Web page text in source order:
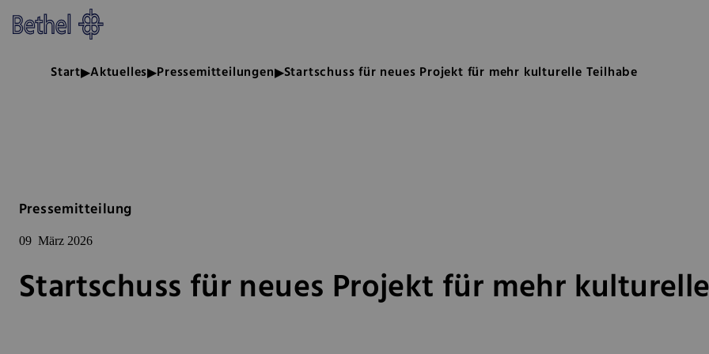
Zum Hauptinhalt springen
Zur Fußzeile springen
Bethel - Startschuss für neues Projekt für mehr kulturelle
Start Aktuelles Pressemitteilungen Startschuss für neues Projekt für mehr kulturelle Teilhabe
Pressemitteilung
09 März 2026
Startschuss für neues Projekt für mehr